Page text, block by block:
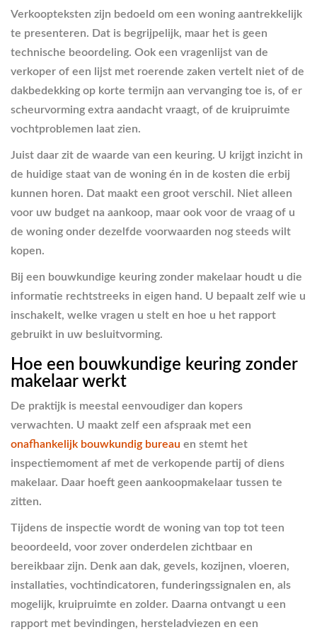
Verkoopteksten zijn bedoeld om een woning aantrekkelijk
te presenteren. Dat is begrijpelijk, maar het is geen
technische beoordeling. Ook een vragenlijst van de
verkoper of een lijst met roerende zaken vertelt niet of de
dakbedekking op korte termijn aan vervanging toe is, of er
scheurvorming extra aandacht vraagt, of de kruipruimte
vochtproblemen laat zien.
Juist daar zit de waarde van een keuring. U krijgt inzicht in
de huidige staat van de woning én in de kosten die erbij
kunnen horen. Dat maakt een groot verschil. Niet alleen
voor uw budget na aankoop, maar ook voor de vraag of u
de woning onder dezelfde voorwaarden nog steeds wilt
kopen.
Bij een bouwkundige keuring zonder makelaar houdt u die
informatie rechtstreeks in eigen hand. U bepaalt zelf wie u
inschakelt, welke vragen u stelt en hoe u het rapport
gebruikt in uw besluitvorming.
Hoe een bouwkundige keuring zonder
makelaar werkt
De praktijk is meestal eenvoudiger dan kopers
verwachten. U maakt zelf een afspraak met een
onafhankelijk bouwkundig bureau en stemt het
inspectiemoment af met de verkopende partij of diens
makelaar. Daar hoeft geen aankoopmakelaar tussen te
zitten.
Tijdens de inspectie wordt de woning van top tot teen
beoordeeld, voor zover onderdelen zichtbaar en
bereikbaar zijn. Denk aan dak, gevels, kozijnen, vloeren,
installaties, vochtindicatoren, funderingssignalen en, als
mogelijk, kruipruimte en zolder. Daarna ontvangt u een
rapport met bevindingen, hersteladviezen en een